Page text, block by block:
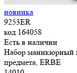
новинка
9253ER
код 164058
Есть в наличии
Набор маникюрный
предмета, ERBE